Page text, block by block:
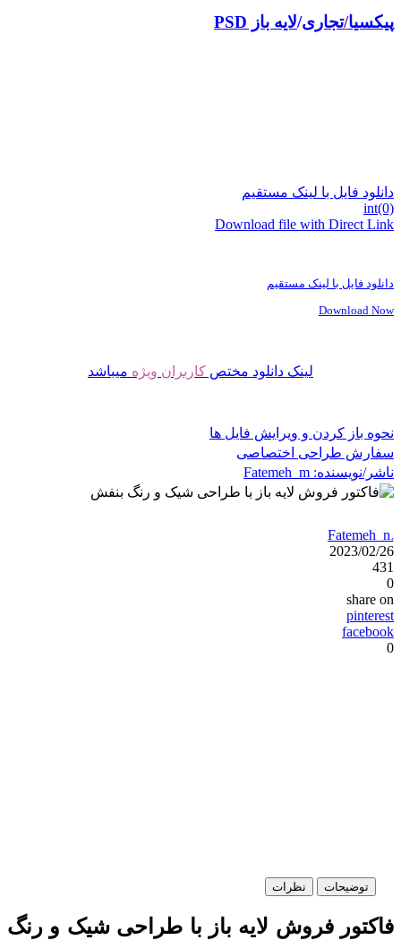
پیکسیا/ لایه باز PSD تجاری
دانلود فایل با لینک مستقیم
int(0)
Download file with Direct Link
دانلود فایل با لینک مستقیم
Download Now
لینک دانلود مختص کاربران ویژه میباشد
نحوه باز کردن و ویرایش فایل ها
سفارش طراحی اختصاصی
ناشر/نویسنده: Fatemeh_m
Fatemeh_m
2023/02/26
431
0
share on
pinterest
facebook
0
توضیحات نظرات
فاکتور فروش لایه باز با طراحی شیک و رنگ